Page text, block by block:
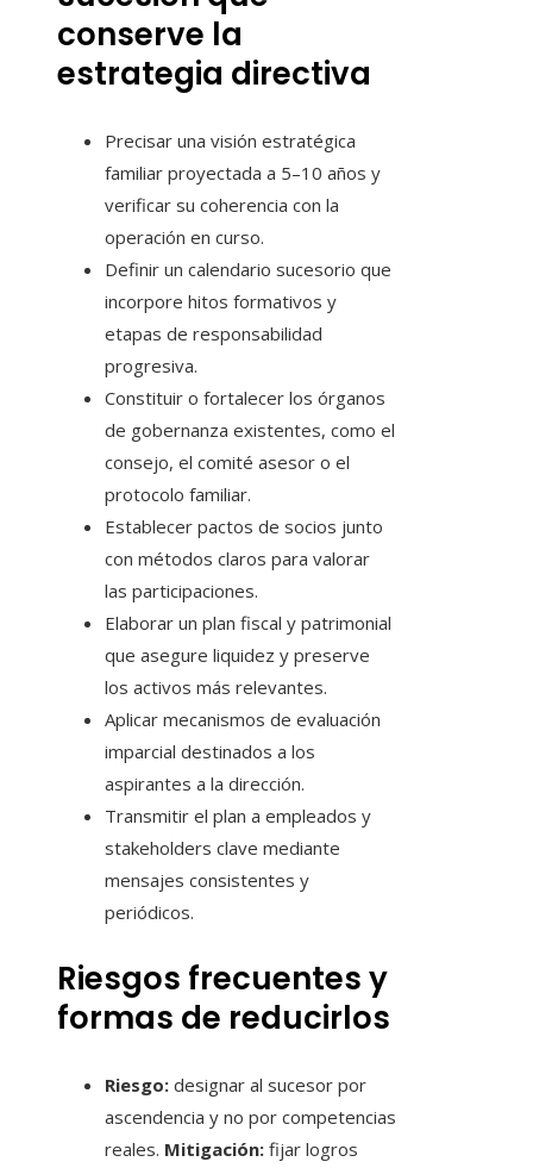
conserve la
estrategia directiva
Precisar una visión estratégica
familiar proyectada a 5–10 años y
verificar su coherencia con la
operación en curso.
Definir un calendario sucesorio que
incorpore hitos formativos y
etapas de responsabilidad
progresiva.
Constituir o fortalecer los órganos
de gobernanza existentes, como el
consejo, el comité asesor o el
protocolo familiar.
Establecer pactos de socios junto
con métodos claros para valorar
las participaciones.
Elaborar un plan fiscal y patrimonial
que asegure liquidez y preserve
los activos más relevantes.
Aplicar mecanismos de evaluación
imparcial destinados a los
aspirantes a la dirección.
Transmitir el plan a empleados y
stakeholders clave mediante
mensajes consistentes y
periódicos.
Riesgos frecuentes y
formas de reducirlos
Riesgo: designar al sucesor por
ascendencia y no por competencias
reales. Mitigación: fijar logros